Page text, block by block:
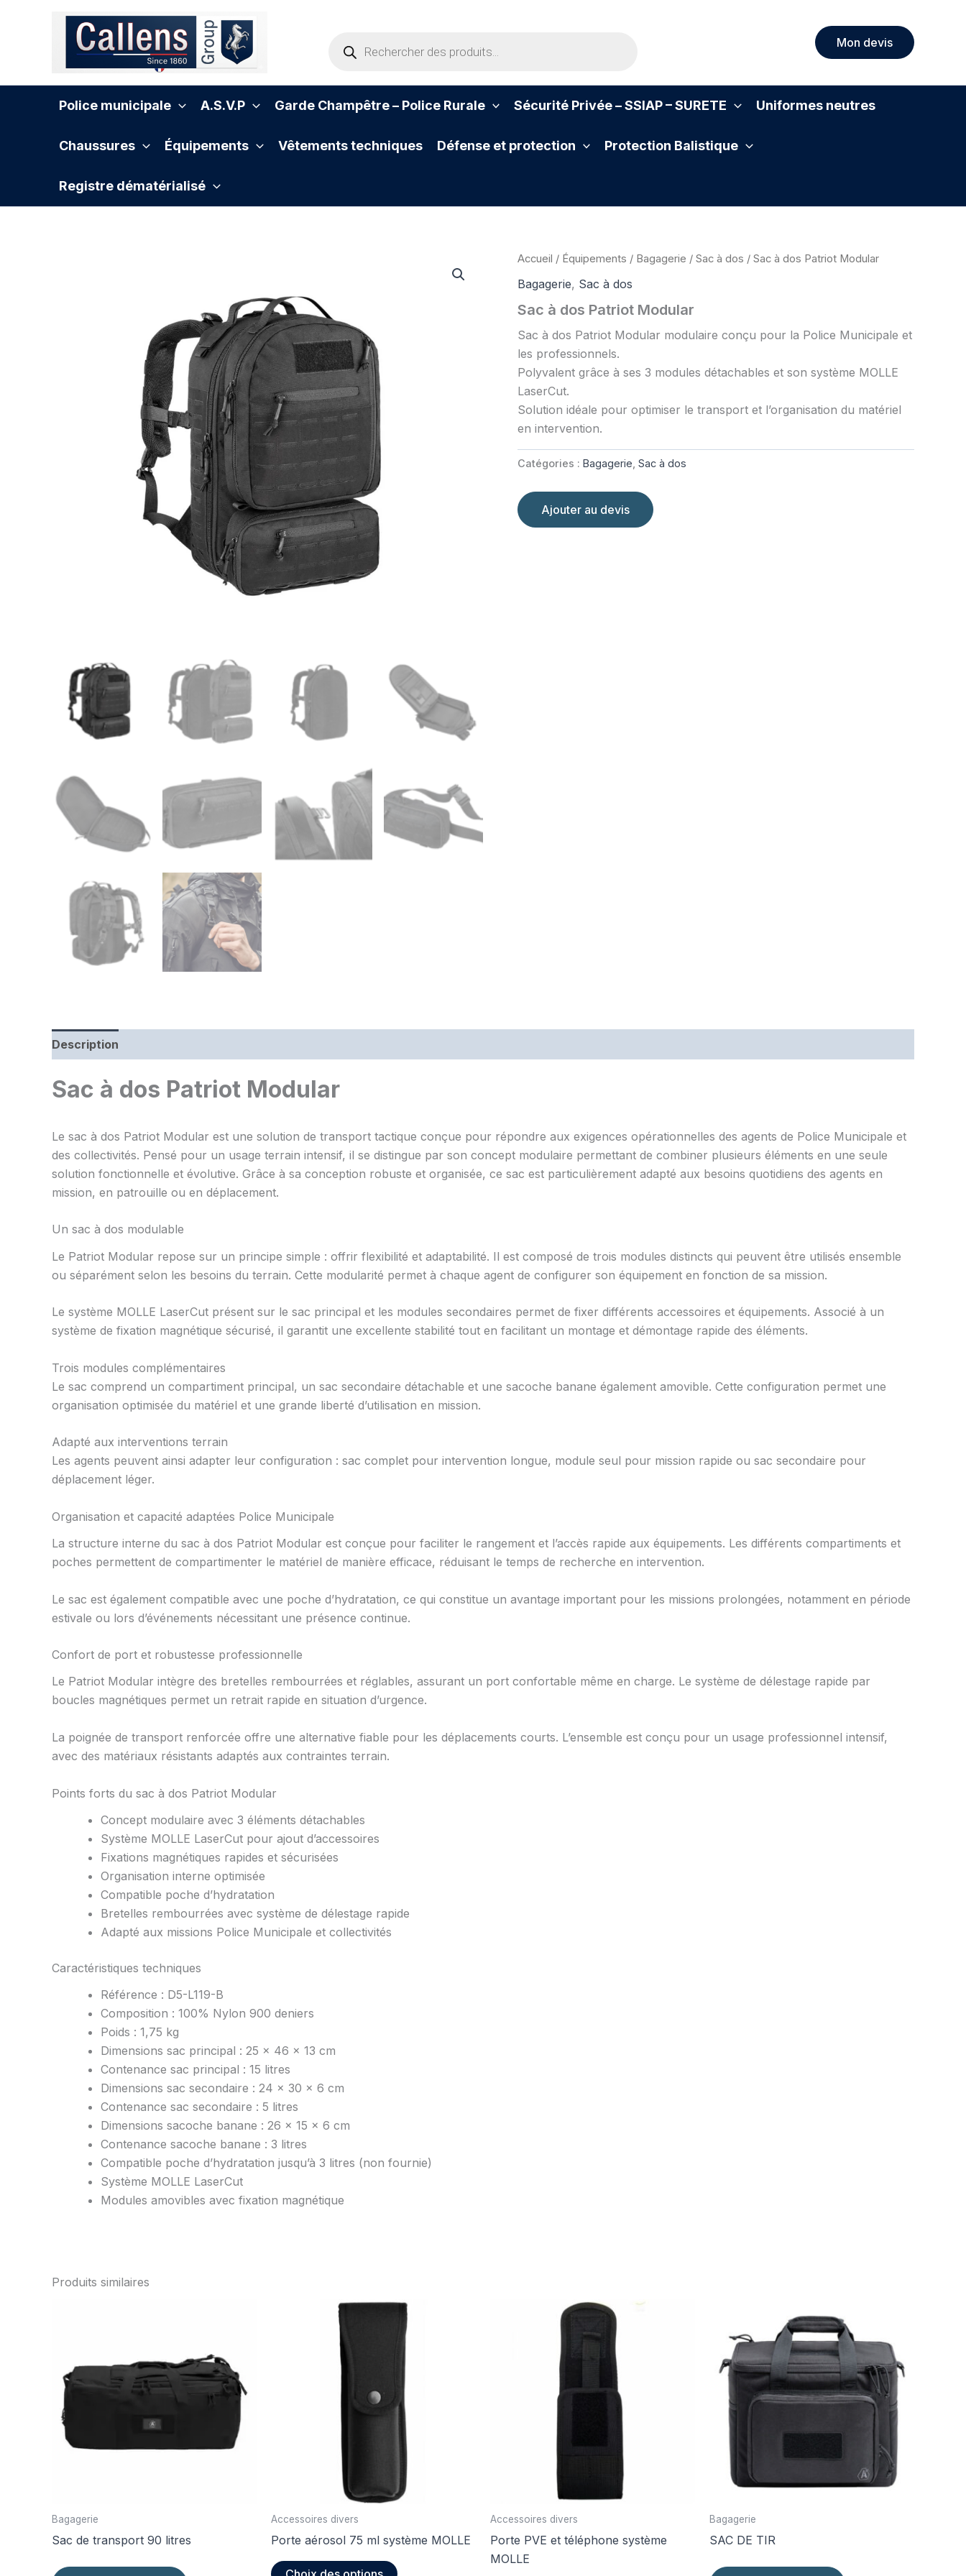
Mon devis
Police municipale A.S.V.P Garde Champêtre – Police Rurale Sécurité Privée – SSIAP – SURETE Uniformes neutres
Chaussures Équipements Vêtements techniques Défense et protection Protection Balistique
Registre dématérialisé
Accueil / Équipements / Bagagerie / Sac à dos / Sac à dos Patriot Modular
Bagagerie, Sac à dos
Sac à dos Patriot Modular
Sac à dos Patriot Modular modulaire conçu pour la Police Municipale et
les professionnels.
Polyvalent grâce à ses 3 modules détachables et son système MOLLE
LaserCut.
Solution idéale pour optimiser le transport et l’organisation du matériel
en intervention.
Catégories : Bagagerie Sac à dos
Ajouter au devis
Description
Sac à dos Patriot Modular
Le sac à dos Patriot Modular est une solution de transport tactique conçue pour répondre aux exigences opérationnelles des agents de Police Municipale et
des collectivités. Pensé pour un usage terrain intensif, il se distingue par son concept modulaire permettant de combiner plusieurs éléments en une seule
solution fonctionnelle et évolutive. Grâce à sa conception robuste et organisée, ce sac est particulièrement adapté aux besoins quotidiens des agents en
mission, en patrouille ou en déplacement.
Un sac à dos modulable
Le Patriot Modular repose sur un principe simple : offrir flexibilité et adaptabilité. Il est composé de trois modules distincts qui peuvent être utilisés ensemble
ou séparément selon les besoins du terrain. Cette modularité permet à chaque agent de configurer son équipement en fonction de sa mission.
Le système MOLLE LaserCut présent sur le sac principal et les modules secondaires permet de fixer différents accessoires et équipements. Associé à un
système de fixation magnétique sécurisé, il garantit une excellente stabilité tout en facilitant un montage et démontage rapide des éléments.
Trois modules complémentaires
Le sac comprend un compartiment principal, un sac secondaire détachable et une sacoche banane également amovible. Cette configuration permet une
organisation optimisée du matériel et une grande liberté d’utilisation en mission.
Adapté aux interventions terrain
Les agents peuvent ainsi adapter leur configuration : sac complet pour intervention longue, module seul pour mission rapide ou sac secondaire pour
déplacement léger.
Organisation et capacité adaptées Police Municipale
La structure interne du sac à dos Patriot Modular est conçue pour faciliter le rangement et l’accès rapide aux équipements. Les différents compartiments et
poches permettent de compartimenter le matériel de manière efficace, réduisant le temps de recherche en intervention.
Le sac est également compatible avec une poche d’hydratation, ce qui constitue un avantage important pour les missions prolongées, notamment en période
estivale ou lors d’événements nécessitant une présence continue.
Confort de port et robustesse professionnelle
Le Patriot Modular intègre des bretelles rembourrées et réglables, assurant un port confortable même en charge. Le système de délestage rapide par
boucles magnétiques permet un retrait rapide en situation d’urgence.
La poignée de transport renforcée offre une alternative fiable pour les déplacements courts. L’ensemble est conçu pour un usage professionnel intensif,
avec des matériaux résistants adaptés aux contraintes terrain.
Points forts du sac à dos Patriot Modular
Concept modulaire avec 3 éléments détachables
Système MOLLE LaserCut pour ajout d’accessoires
Fixations magnétiques rapides et sécurisées
Organisation interne optimisée
Compatible poche d’hydratation
Bretelles rembourrées avec système de délestage rapide
Adapté aux missions Police Municipale et collectivités
Caractéristiques techniques
Référence : D5-L119-B
Composition : 100% Nylon 900 deniers
Poids : 1,75 kg
Dimensions sac principal : 25 x 46 x 13 cm
Contenance sac principal : 15 litres
Dimensions sac secondaire : 24 x 30 x 6 cm
Contenance sac secondaire : 5 litres
Dimensions sacoche banane : 26 x 15 x 6 cm
Contenance sacoche banane : 3 litres
Compatible poche d’hydratation jusqu’à 3 litres (non fournie)
Système MOLLE LaserCut
Modules amovibles avec fixation magnétique
Produits similaires
Bagagerie
Sac de transport 90 litres
Accessoires divers
Porte aérosol 75 ml système MOLLE
Accessoires divers
Porte PVE et téléphone système
MOLLE
Bagagerie
SAC DE TIR